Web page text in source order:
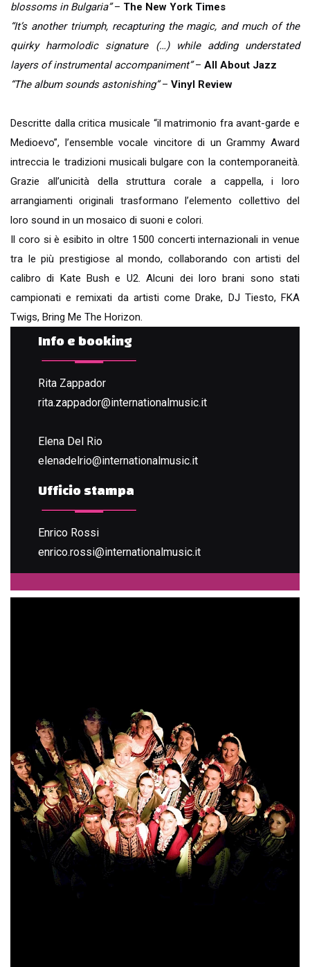
blossoms in Bulgaria”– The New York Times
“It’s another triumph, recapturing the magic, and much of the
quirky harmolodic signature (…) while adding understated
layers of instrumental accompaniment”– All About Jazz
“The album sounds astonishing”– Vinyl Review
Descritte dalla critica musicale “il matrimonio fra avant-garde e
Medioevo”, l’ensemble vocale vincitore di un Grammy Award
intreccia le tradizioni musicali bulgare con la contemporaneità.
Grazie all’unicità della struttura corale a cappella, i loro
arrangiamenti originali trasformano l’elemento collettivo del
loro sound in un mosaico di suoni e colori.
Il coro si è esibito in oltre 1500 concerti internazionali in venue
tra le più prestigiose al mondo, collaborando con artisti del
calibro di Kate Bush e U2. Alcuni dei loro brani sono stati
campionati e remixati da artisti come Drake, DJ Tiesto, FKA
Twigs, Bring Me The Horizon.
Info e booking
Rita Zappador
rita.zappador@internationalmusic.it
Elena Del Rio
elenadelrio@internationalmusic.it
Ufficio stampa
Enrico Rossi
enrico.rossi@internationalmusic.it